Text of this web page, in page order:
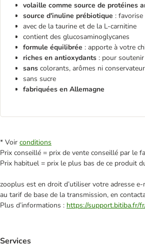
volaille comme source de protéines
source d'inuline prébiotique :
avec de la taurine et de la L-carnitine
contient des glucosaminoglycanes
formule équilibrée : apporte à votre
riches en antioxydants : pour
sans colorants, arômes ni
sans sucre
fabriquées en Allemagne
* Voir conditions
Prix conseillé = prix de vente conseillé par le
Prix habituel = prix le plus bas de ce produit
zooplus est en droit d’utiliser votre adresse
au tarif de base de la transmission, en
Plus d’informations : https://support.bitiba.fr/
Services